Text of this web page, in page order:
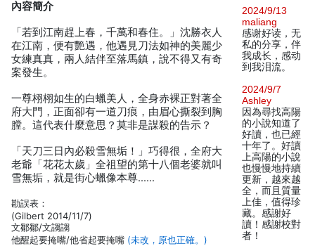
內容簡介
「若到江南趕上春，千萬和春住。」沈勝衣人
在江南，便有艷遇，他遇見刀法如神的美麗少
女練真真，兩人結伴至落馬鎮，說不得又有奇
案發生。
一尊栩栩如生的白蠟美人，全身赤裸正對著全
府大門，正面卻有一道刀痕，由眉心撕裂到胸
膛。這代表什麼意思？莫非是謀殺的告示？
「天刀三日內必殺雪無垢！」巧得很，全府大
老爺「花花太歲」全祖​​望的第十八個老婆就叫
雪無垢，就是街心蠟像本尊……
勘誤表：
(Gilbert 2014/11/7)
文鄒鄒/文謅謅
他醒起要掩嘴/他省起要掩嘴 (未改，原也正確。)
2024/9/13
maliang
感谢好读，无
私的分享，伴
我成长，感动
到我泪流。
2024/9/7
Ashley
因為尋找高陽
的小說知道了
好讀，也已經
十年了。好讀
上高陽的小說
也慢慢地持續
更新，越來越
全，而且質量
上佳，值得珍
藏。感謝好
讀！感謝校對
者！